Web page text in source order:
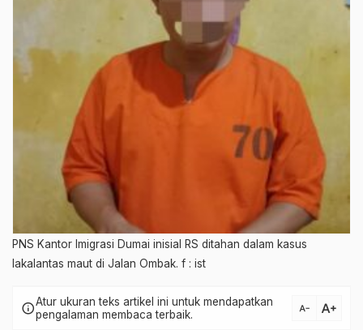
PNS Kantor Imigrasi Dumai inisial RS ditahan dalam kasus
lakalantas maut di Jalan Ombak. f : ist
infoAtur ukuran teks artikel ini untuk mendapatkan
pengalaman membaca terbaik.
text_decrease text_increase